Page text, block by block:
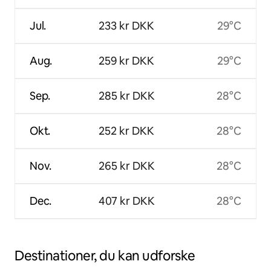
Jul.
Aug.
Sep.
Okt.
Nov.
Dec.
233 kr DKK
259 kr DKK
285 kr DKK
252 kr DKK
265 kr DKK
407 kr DKK
29°C
29°C
28°C
28°C
28°C
28°C
Destinationer, du kan udforske